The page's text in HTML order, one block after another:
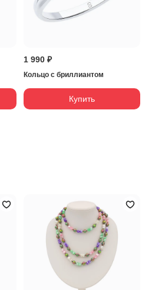
1 990 ₽
Кольцо с бриллиантом
Купить